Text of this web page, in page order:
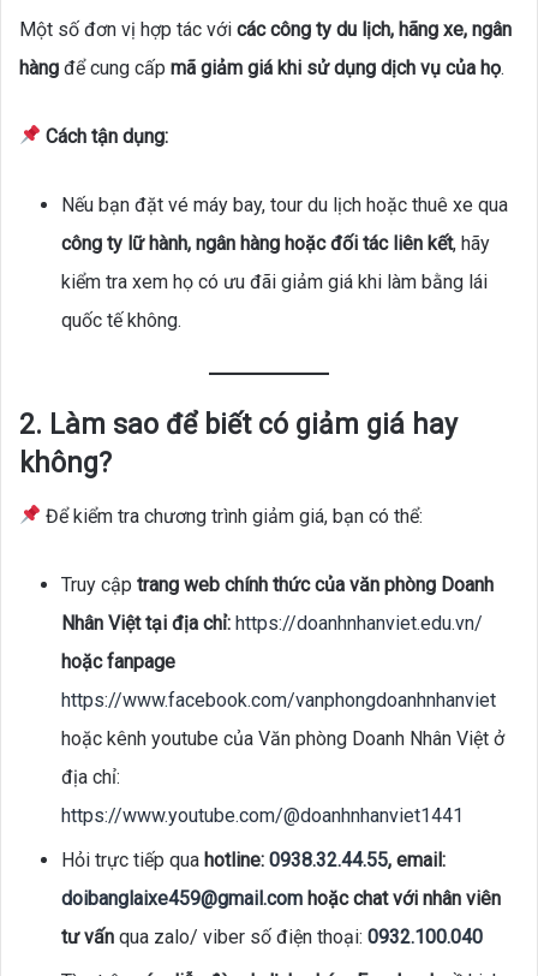
Một số đơn vị hợp tác với các công ty du lịch, hãng xe, ngân
hàng để cung cấp mã giảm giá khi sử dụng dịch vụ của họ.
Cách tận dụng:
Nếu bạn đặt vé máy bay, tour du lịch hoặc thuê xe qua
công ty lữ hành, ngân hàng hoặc đối tác liên kết, hãy
kiểm tra xem họ có ưu đãi giảm giá khi làm bằng lái
quốc tế không.
2. Làm sao để biết có giảm giá hay
không?
Để kiểm tra chương trình giảm giá, bạn có thể:
Truy cập trang web chính thức của văn phòng Doanh
Nhân Việt tại địa chỉ: https://doanhnhanviet.edu.vn/
hoặc fanpage
https://www.facebook.com/vanphongdoanhnhanviet
hoặc kênh youtube của Văn phòng Doanh Nhân Việt ở
địa chỉ:
https://www.youtube.com/@doanhnhanviet1441
Hỏi trực tiếp qua hotline: 0938.32.44.55, email:
doibanglaixe459@gmail.com hoặc chat với nhân viên
tư vấn qua zalo/ viber số điện thoại: 0932.100.040